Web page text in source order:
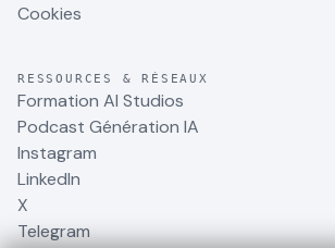
Cookies
RESSOURCES & RÉSEAUX
Formation AI Studios
Podcast Génération IA
Instagram
LinkedIn
X
Telegram